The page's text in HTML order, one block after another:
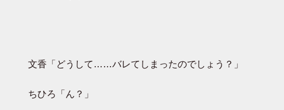
文香「どうして……バレてしまったのでしょう？」
ちひろ「ん？」